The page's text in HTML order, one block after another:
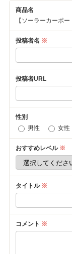
商品名
【ソーラーカーポ
投稿者名 ※
投稿者URL
性別
男性
女性
おすすめレベル ※
タイトル ※
コメント ※